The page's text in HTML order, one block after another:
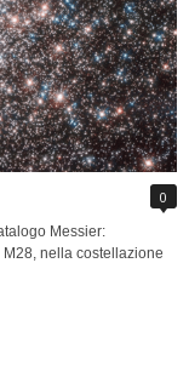
0
Messier:
nella costellazione